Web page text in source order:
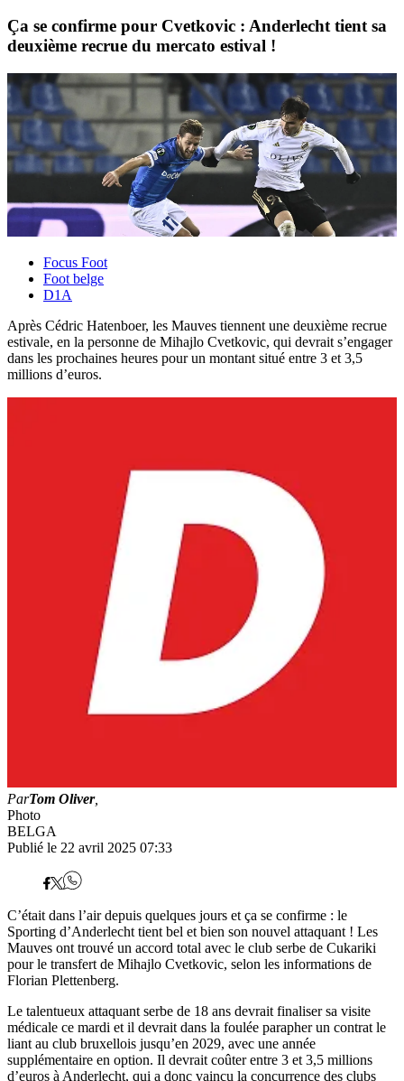
Ça se confirme pour Cvetkovic : Anderlecht tient sa
deuxième recrue du mercato estival !
Focus Foot
Foot belge
D1A
Après Cédric Hatenboer, les Mauves tiennent une deuxième recrue
estivale, en la personne de Mihajlo Cvetkovic, qui devrait s’engager
dans les prochaines heures pour un montant situé entre 3 et 3,5
millions d’euros.
ParTom Oliver,
Photo
BELGA
Publié le 22 avril 2025 07:33
C’était dans l’air depuis quelques jours et ça se confirme : le
Sporting d’Anderlecht tient bel et bien son nouvel attaquant ! Les
Mauves ont trouvé un accord total avec le club serbe de Cukariki
pour le transfert de Mihajlo Cvetkovic, selon les informations de
Florian Plettenberg.
Le talentueux attaquant serbe de 18 ans devrait finaliser sa visite
médicale ce mardi et il devrait dans la foulée parapher un contrat le
liant au club bruxellois jusqu’en 2029, avec une année
supplémentaire en option. Il devrait coûter entre 3 et 3,5 millions
d’euros à Anderlecht, qui a donc vaincu la concurrence des clubs